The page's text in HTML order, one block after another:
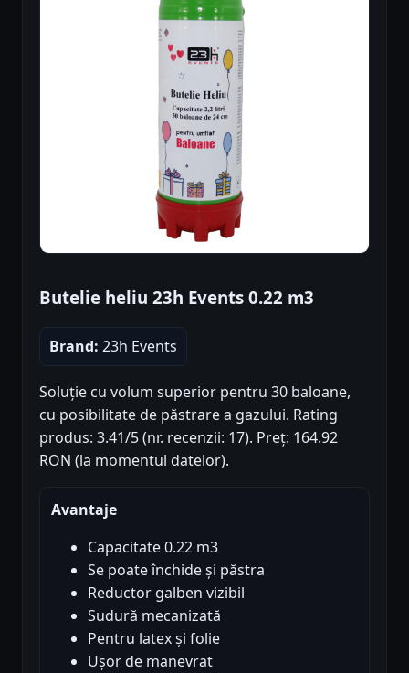
Butelie heliu 23h Events 0.22 m3
Brand: 23h Events
Soluție cu volum superior pentru 30 baloane,
cu posibilitate de păstrare a gazului. Rating
produs: 3.41/5 (nr. recenzii: 17). Preț: 164.92
RON (la momentul datelor).
Avantaje
Capacitate 0.22 m3
Se poate închide și păstra
Reductor galben vizibil
Sudură mecanizată
Pentru latex și folie
Ușor de manevrat